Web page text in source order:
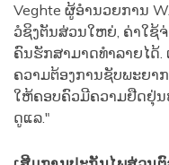
Veghte ຜູ້ອໍານວຍການ
ວໍຊິງຕັນສ່ວນໃຫຍ່, ຄ່າໃຊ້
ຄົນຮັກສາມາດທໍາລາຍໄດ້.
ຄວາມຕ້ອງການຊັບພະຍາ
ໃຫ້ຄອບຄົວມີຄວາມຢືດຢຸ່
ດູແລ."